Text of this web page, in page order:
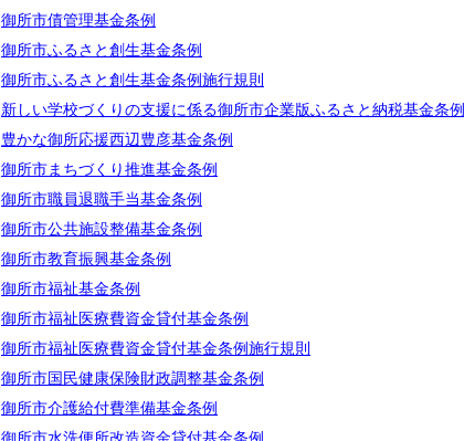
御所市債管理基金条例
御所市ふるさと創生基金条例
御所市ふるさと創生基金条例施行規則
新しい学校づくりの支援に係る御所市企業版ふるさと納税基金条例
豊かな御所応援西辺豊彦基金条例
御所市まちづくり推進基金条例
御所市職員退職手当基金条例
御所市公共施設整備基金条例
御所市教育振興基金条例
御所市福祉基金条例
御所市福祉医療費資金貸付基金条例
御所市福祉医療費資金貸付基金条例施行規則
御所市国民健康保険財政調整基金条例
御所市介護給付費準備基金条例